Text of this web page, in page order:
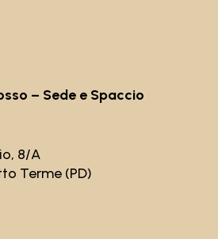
– Sede e Spaccio
8/A
Terme (PD)